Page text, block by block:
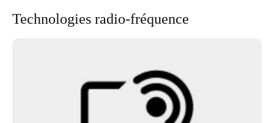
Technologies radio-fréquence